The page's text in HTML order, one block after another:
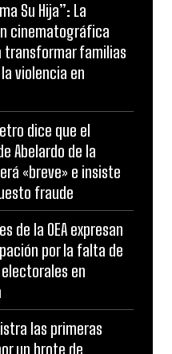
Su Hija”: La
cinematográfica
transformar familias
violencia en
dice que el
Abelardo de la
«breve» e insiste
fraude
de la OEA expresan
por la falta de
en
las primeras
un brote de